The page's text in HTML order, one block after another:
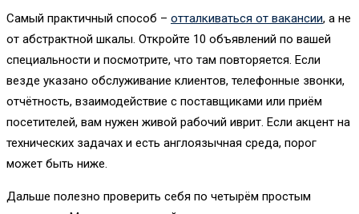
Самый практичный способ – отталкиваться от вакансии, а не
от абстрактной шкалы. Откройте 10 объявлений по вашей
специальности и посмотрите, что там повторяется. Если
везде указано обслуживание клиентов, телефонные звонки,
отчётность, взаимодействие с поставщиками или приём
посетителей, вам нужен живой рабочий иврит. Если акцент на
технических задачах и есть англоязычная среда, порог
может быть ниже.
Дальше полезно проверить себя по четырём простым